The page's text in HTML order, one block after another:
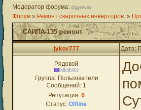
Модератор форума: diggerweb
Форум » Ремонт сварочных инверторов. »
САИПА-135 ремонт
jykov777 Дата:
Рядовой
Группа: Пользователи
Сообщений: 1
Репутация: 0
Статус: Offline